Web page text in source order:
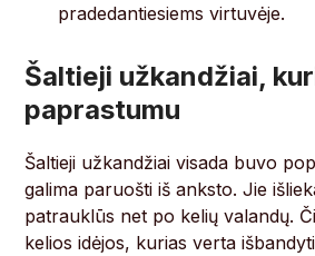
pradedantiesiems virtuvėje.
Šaltieji užkandžiai,
paprastumu
Šaltieji užkandžiai visada buvo
galima paruošti iš anksto. Jie
patrauklūs net po kelių valandų.
kelios idėjos, kurias verta